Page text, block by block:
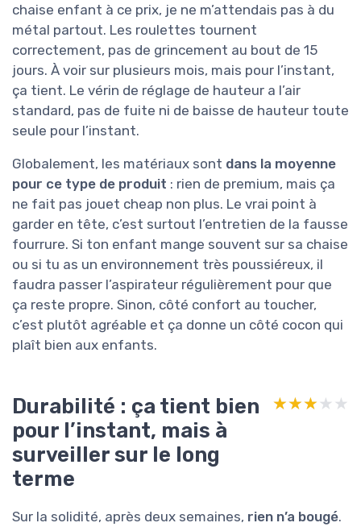
chaise enfant à ce prix, je ne m’attendais pas à du
métal partout. Les roulettes tournent
correctement, pas de grincement au bout de 15
jours. À voir sur plusieurs mois, mais pour l’instant,
ça tient. Le vérin de réglage de hauteur a l’air
standard, pas de fuite ni de baisse de hauteur toute
seule pour l’instant.
Globalement, les matériaux sont dans la moyenne
pour ce type de produit : rien de premium, mais ça
ne fait pas jouet cheap non plus. Le vrai point à
garder en tête, c’est surtout l’entretien de la fausse
fourrure. Si ton enfant mange souvent sur sa chaise
ou si tu as un environnement très poussiéreux, il
faudra passer l’aspirateur régulièrement pour que
ça reste propre. Sinon, côté confort au toucher,
c’est plutôt agréable et ça donne un côté cocon qui
plaît bien aux enfants.
Durabilité : ça tient bien
pour l’instant, mais à
surveiller sur le long
terme
★★★★★
★★★★★
Sur la solidité, après deux semaines, rien n’a bougé.